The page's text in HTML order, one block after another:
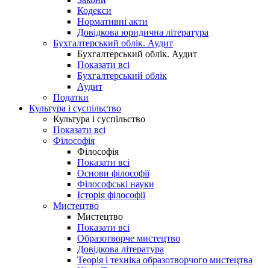
Кодекси
Нормативні акти
Довідкова юридична література
Бухгалтерський облік. Аудит
Бухгалтерський облік. Аудит
Показати всі
Бухгалтерський облік
Аудит
Податки
Культура і суспільство
Культура і суспільство
Показати всі
Філософія
Філософія
Показати всі
Основи філософії
Філософські науки
Історія філософії
Мистецтво
Мистецтво
Показати всі
Образотворче мистецтво
Довідкова література
Теорія і техніка образотворчого мистецтва